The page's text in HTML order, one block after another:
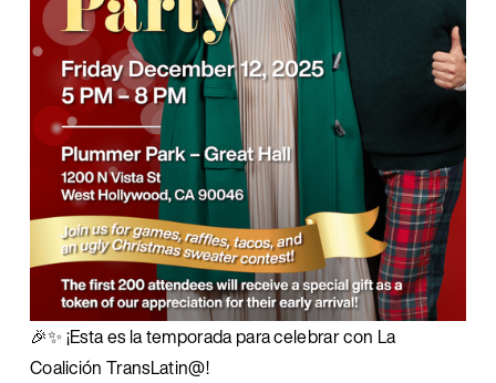
🎉✨ ¡Esta es la temporada para celebrar con La
Coalición TransLatin@!